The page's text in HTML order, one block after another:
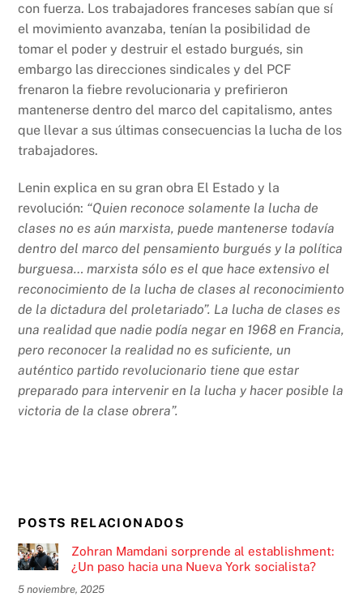
con fuerza. Los trabajadores franceses sabían que sí
el movimiento avanzaba, tenían la posibilidad de
tomar el poder y destruir el estado burgués, sin
embargo las direcciones sindicales y del PCF
frenaron la fiebre revolucionaria y prefirieron
mantenerse dentro del marco del capitalismo, antes
que llevar a sus últimas consecuencias la lucha de los
trabajadores.
Lenin explica en su gran obra El Estado y la
revolución: “Quien reconoce solamente la lucha de
clases no es aún marxista, puede mantenerse todavía
dentro del marco del pensamiento burgués y la política
burguesa… marxista sólo es el que hace extensivo el
reconocimiento de la lucha de clases al reconocimiento
de la dictadura del proletariado”. La lucha de clases es
una realidad que nadie podía negar en 1968 en Francia,
pero reconocer la realidad no es suficiente, un
auténtico partido revolucionario tiene que estar
preparado para intervenir en la lucha y hacer posible la
victoria de la clase obrera”.
POSTS RELACIONADOS
Zohran Mamdani sorprende al establishment:
¿Un paso hacia una Nueva York socialista?
5 noviembre, 2025